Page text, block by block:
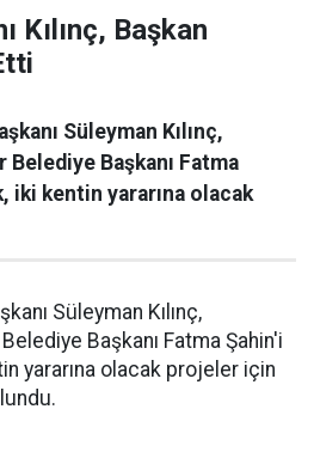
Kılınç, Başkan
Süleyman Kılınç,
Başkanı Fatma
iki kentin yararına olacak
Süleyman Kılınç,
Başkanı Fatma Şahin'i
yararına olacak projeler için